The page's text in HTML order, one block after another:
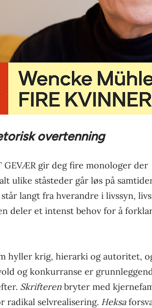
overtenning
GEVÆR gir deg fire monologer der
ulike ståsteder går løs på
langt fra hverandre i livssyn,
deler et intenst behov for å
hyller krig, hierarki og autoritet,
og konkurranse er
Skrifteren bryter med
selvrealisering. Heksa